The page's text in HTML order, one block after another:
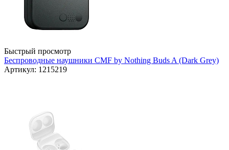
Быстрый просмотр
Беспроводные наушники CMF by Nothing Buds A (Dark Grey)
Артикул: 1215219